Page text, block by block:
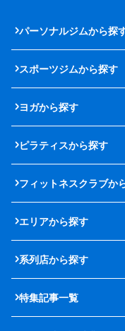
パーソナルジムから探
スポーツジムから探す
ヨガから探す
ピラティスから探す
フィットネスクラブか
エリアから探す
系列店から探す
特集記事一覧